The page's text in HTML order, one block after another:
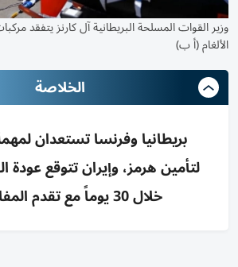
وزير القوات المسلحة البريطانية آل كارنز يتفقد
الألغام (أ ب)
الخلاصة
بريطانيا وفرنسا تستعدان
لتأمين هرمز، وإيران تتوقع عودة
خلال 30 يوماً مع تقدم المفاوضات